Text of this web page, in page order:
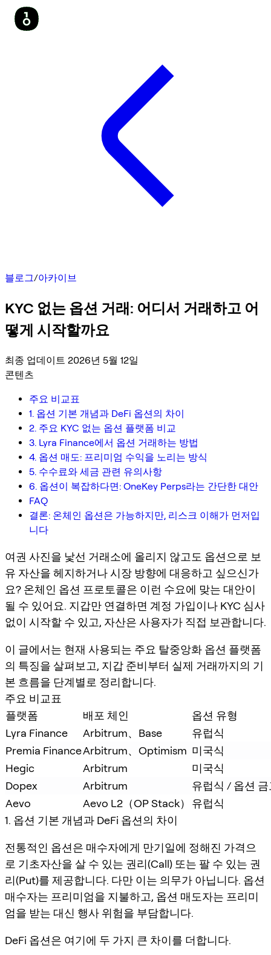
블로그/아카이브
KYC 없는 옵션 거래: 어디서 거래하고 어
떻게 시작할까요
최종 업데이트 2026년 5월 12일
콘텐츠
주요 비교표
1. 옵션 기본 개념과 DeFi 옵션의 차이
2. 주요 KYC 없는 옵션 플랫폼 비교
3. Lyra Finance에서 옵션 거래하는 방법
4. 옵션 매도: 프리미엄 수익을 노리는 방식
5. 수수료와 세금 관련 유의사항
6. 옵션이 복잡하다면: OneKey Perps라는 간단한 대안
FAQ
결론: 온체인 옵션은 가능하지만, 리스크 이해가 먼저입
니다
여권 사진을 낯선 거래소에 올리지 않고도 옵션으로 보
유 자산을 헤지하거나 시장 방향에 대응하고 싶으신가
요? 온체인 옵션 프로토콜은 이런 수요에 맞는 대안이
될 수 있어요. 지갑만 연결하면 계정 가입이나 KYC 심사
없이 시작할 수 있고, 자산은 사용자가 직접 보관합니다.
이 글에서는 현재 사용되는 주요 탈중앙화 옵션 플랫폼
의 특징을 살펴보고, 지갑 준비부터 실제 거래까지의 기
본 흐름을 단계별로 정리합니다.
주요 비교표
플랫폼
배포 체인
옵션 유형
Lyra Finance
Arbitrum、Base
유럽식
Premia FinanceArbitrum、Optimism 미국식
Hegic
Arbitrum
미국식
Dopex
Arbitrum
유럽식 / 옵션 금
Aevo
Aevo L2（OP Stack）
유럽식
1. 옵션 기본 개념과 DeFi 옵션의 차이
전통적인 옵션은 매수자에게 만기일에 정해진 가격으
로 기초자산을 살 수 있는 권리(Call) 또는 팔 수 있는 권
리(Put)를 제공합니다. 다만 이는 의무가 아닙니다. 옵션
매수자는 프리미엄을 지불하고, 옵션 매도자는 프리미
엄을 받는 대신 행사 위험을 부담합니다.
DeFi 옵션은 여기에 두 가지 큰 차이를 더합니다.